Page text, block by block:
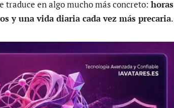
traduce en algo mucho más concreto: horas
y una vida diaria cada vez más precaria.